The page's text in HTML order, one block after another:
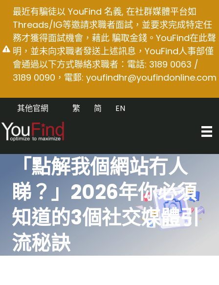
content
最近有騙徒以 YouFind 名義, 在社群媒體平台如
Threads/IG等邀請求職者面試，並要求完成特定任
務才獲得面試機會，藉此 騙取金錢。YouFind在此聲
明，並未向求職者發送上述訊息，YouFind人事部僅
會通過以下方式聯絡求職者：電話: 3189 0063 /
3189 0090，電郵: youfindhr@youfindonline.com
其他官網 EN
简
繁
「點解我個網站冇人
睇？」2026年你必須
知道的3個社交媒體引
流秘訣